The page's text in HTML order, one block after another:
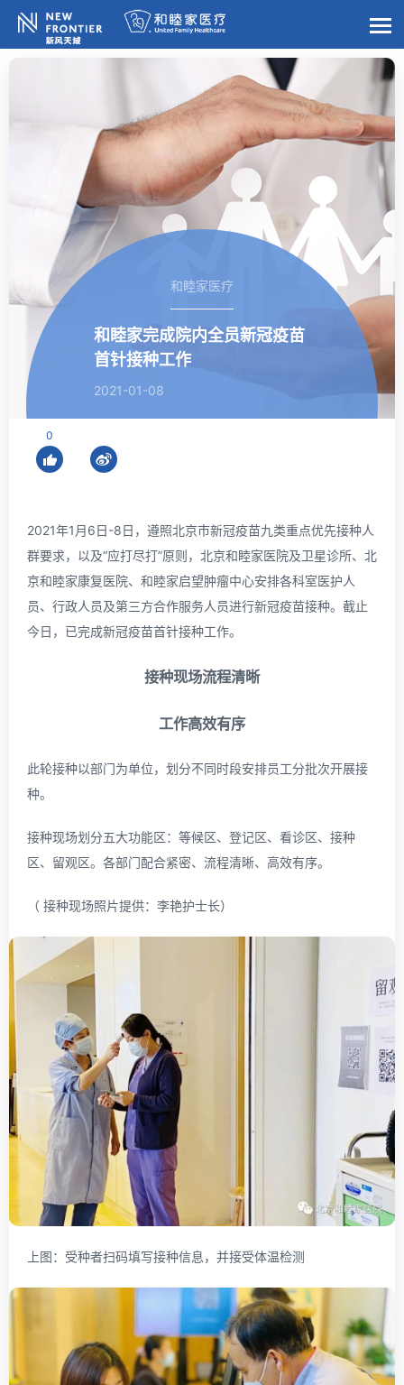
和睦家医疗
和睦家完成院内全员新冠疫苗
首针接种工作
2021-01-08
0
2021年1月6日-8日，遵照北京市新冠疫苗九类重点优先接种人
群要求，以及“应打尽打”原则，北京和睦家医院及卫星诊所、北
京和睦家康复医院、和睦家启望肿瘤中心安排各科室医护人
员、行政人员及第三方合作服务人员进行新冠疫苗接种。截止
今日，已完成新冠疫苗首针接种工作。
接种现场流程清晰
工作高效有序
此轮接种以部门为单位，划分不同时段安排员工分批次开展接
种。
接种现场划分五大功能区：等候区、登记区、看诊区、接种
区、留观区。各部门配合紧密、流程清晰、高效有序。
（ 接种现场照片提供：李艳护士长）
上图：受种者扫码填写接种信息，并接受体温检测